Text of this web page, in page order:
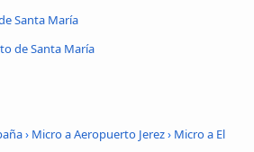
Santa María
de Santa María
› Micro a Aeropuerto Jerez› Micro a El